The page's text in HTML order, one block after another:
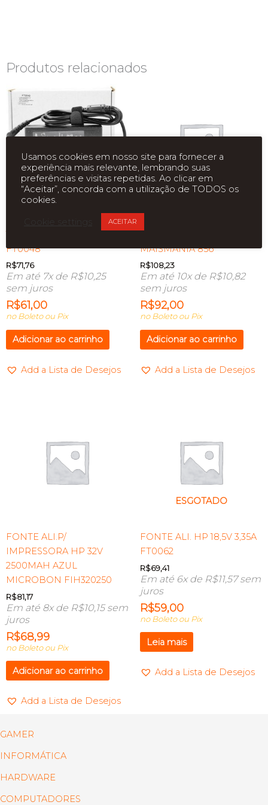
Produtos relacionados
FONTE ALI. NOTEBOOK
FT0048
R$71,76
Em até 7x de R$10,25
sem juros
R$61,00
no Boleto ou Pix
Adicionar ao carrinho
Add a Lista de Desejos
MAISMANIA 856
R$108,23
Em até 10x de R$10,82
sem juros
R$92,00
no Boleto ou Pix
Adicionar ao carrinho
Add a Lista de Desejos
FONTE ALI.P/
IMPRESSORA HP 32V
2500MAH AZUL
MICROBON FIH320250
R$81,17
Em até 8x de R$10,15sem
juros
R$68,99
no Boleto ou Pix
Adicionar ao carrinho
Add a Lista de Desejos
ESGOTADO
FONTE ALI. HP 18,5V 3,35A
FT0062
R$69,41
Em até 6x de R$11,57sem
juros
R$59,00
no Boleto ou Pix
Leia mais
Add a Lista de Desejos
GAMER
INFORMÁTICA
HARDWARE
COMPUTADORES
Usamos cookies em nosso site para fornecer a
experiência mais relevante, lembrando suas
preferências e visitas repetidas. Ao clicar em
“Aceitar”, concorda com a utilização de TODOS os
cookies.
ACEITAR